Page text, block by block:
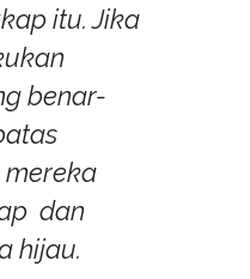
itu. Jika
benar-
mereka
dan
hijau.